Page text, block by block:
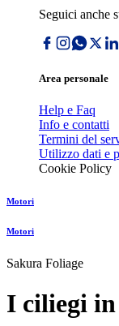
Seguici anche
Area personale
Help e Faq
Info e contatti
Termini del
Utilizzo dati e
Cookie Policy
Motori
Motori
Sakura Foliage
I ciliegi